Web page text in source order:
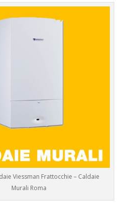
Viessman Frattocchie – Caldaie
Murali Roma